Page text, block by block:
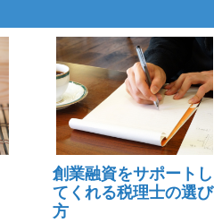
創業融資をサポートし
てくれる税理士の選び
方